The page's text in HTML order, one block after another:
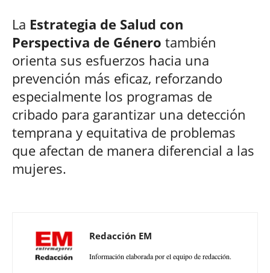
La Estrategia de Salud con
Perspectiva de Género también
orienta sus esfuerzos hacia una
prevención más eficaz, reforzando
especialmente los programas de
cribado para garantizar una detección
temprana y equitativa de problemas
que afectan de manera diferencial a las
mujeres.
Redacción EM
Información elaborada por el equipo de redacción.